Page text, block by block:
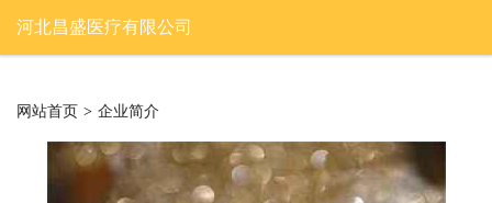
河北昌盛医疗有限公司
网站首页 > 企业简介